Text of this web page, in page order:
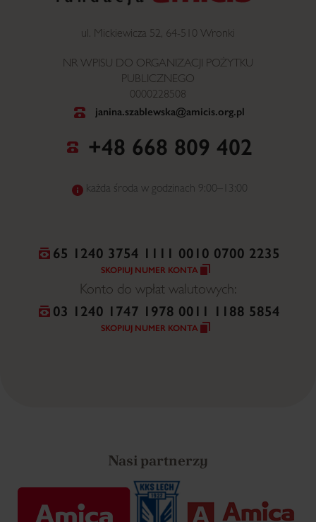
ul. Mickiewicza 52, 64-510 Wronki
NR WPISU DO ORGANIZACJI POŻYTKU
PUBLICZNEGO
0000228508
janina.szablewska@amicis.org.pl
+48 668 809 402
każda środa w godzinach 9:00–13:00
65 1240 3754 1111 0010 0700 2235
SKOPIUJ NUMER KONTA
Konto do wpłat walutowych:
03 1240 1747 1978 0011 1188 5854
SKOPIUJ NUMER KONTA
Nasi partnerzy